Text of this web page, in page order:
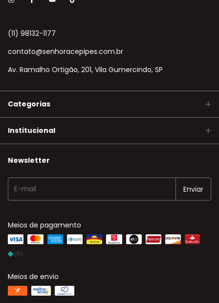
(11) 98132-1177
contato@senhoracepipes.com.br
Av. Ramalho Ortigão, 201, Vila Gumercindo, SP
Categorias
Institucional
Newsletter
Meios de pagamento
Meios de envio